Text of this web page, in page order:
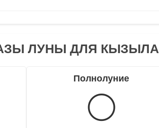
ЛУНЫ ДЛЯ КЫЗЫЛА
Полнолуние
🌕